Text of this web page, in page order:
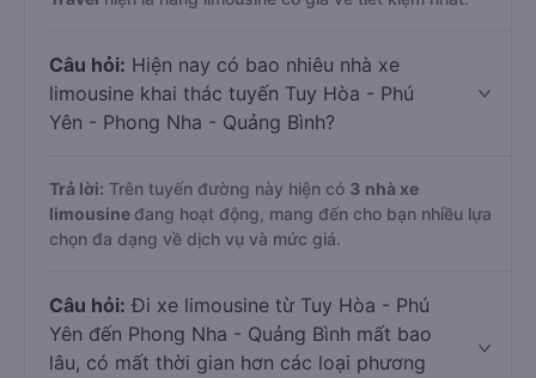
Câu hỏi: Hiện nay có bao nhiêu nhà xe
limousine khai thác tuyến Tuy Hòa - Phú
Yên - Phong Nha - Quảng Bình?
Trả lời: Trên tuyến đường này hiện có 3 nhà xe
limousine đang hoạt động, mang đến cho bạn nhiều lựa
chọn đa dạng về dịch vụ và mức giá.
Câu hỏi: Đi xe limousine từ Tuy Hòa - Phú
Yên đến Phong Nha - Quảng Bình mất bao
lâu, có mất thời gian hơn các loại phương